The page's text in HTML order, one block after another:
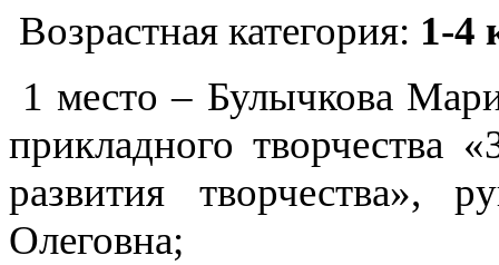
Возрастная категория: 1-4
1 место – Булычкова
прикладного творчества
развития творчества»,
Олеговна;